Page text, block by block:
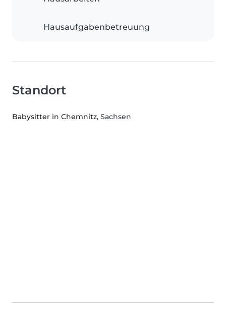
Hausaufgabenbetreuung
Standort
Babysitter in Chemnitz, Sachsen